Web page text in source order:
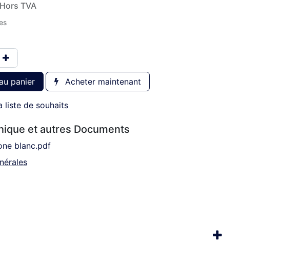
Hors TVA
panier Acheter maintenant
liste de souhaits
et autres Documents
blanc.pdf